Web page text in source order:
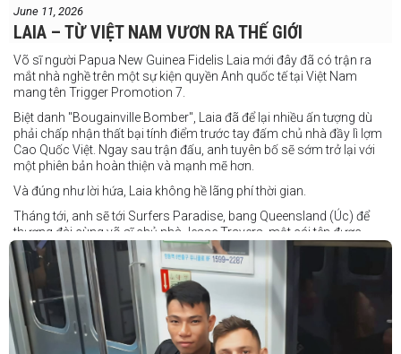
June 11, 2026
LAIA – TỪ VIỆT NAM VƯƠN RA THẾ GIỚI
Võ sĩ người Papua New Guinea Fidelis Laia mới đây đã có trận ra
mắt nhà nghề trên một sự kiện quyền Anh quốc tế tại Việt Nam
mang tên Trigger Promotion 7.
Biệt danh "Bougainville Bomber", Laia đã để lại nhiều ấn tượng dù
phải chấp nhận thất bại tính điểm trước tay đấm chủ nhà đầy lì lợm
Cao Quốc Việt. Ngay sau trận đấu, anh tuyên bố sẽ sớm trở lại với
một phiên bản hoàn thiện và mạnh mẽ hơn.
Và đúng như lời hứa, Laia không hề lãng phí thời gian.
Tháng tới, anh sẽ tới Surfers Paradise, bang Queensland (Úc) để
thượng đài cùng võ sĩ chủ nhà Jesse Travers, một cái tên được
đánh giá là có thực lực nhưng vẫn chưa nhận được sự chú ý tương
xứng.
Travers sở hữu nền tảng nghiệp dư rất đáng nể và từ lâu đã được
xem là một võ sĩ giàu tiềm năng. Trong quá khứ, anh từng có những
trận đấu rất sít sao với các đối thủ chất lượng như Clay Waterman
và Steve Spark.